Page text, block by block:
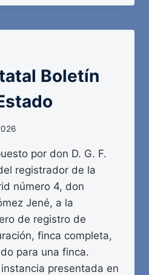
Boletín
por don D. G. F.
registrador de la
número 4, don
Jené, a la
de registro de
finca completa,
para una finca.
presentada en